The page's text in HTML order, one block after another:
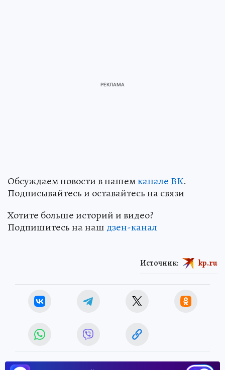
Обсуждаем новости в нашемканале ВК.
Подписывайтесь и оставайтесь на связи
Хотите больше историй и видео?
Подпишитесь на наш дзен-канал
Источник: kp.ru